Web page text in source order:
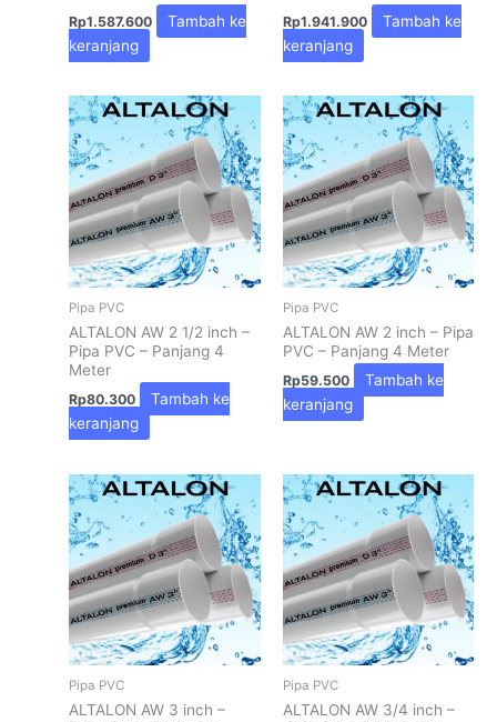
Rp1.587.600
Tambah ke
keranjang
Rp1.941.900
Tambah ke
keranjang
Pipa PVC
ALTALON AW 2 1/2 inch –
Pipa PVC – Panjang 4
Meter
Rp80.300
Tambah ke
keranjang
Pipa PVC
ALTALON AW 2 inch – Pipa
PVC – Panjang 4 Meter
Rp59.500
Tambah ke
keranjang
Pipa PVC
ALTALON AW 3 inch –
Pipa PVC
ALTALON AW 3/4 inch –